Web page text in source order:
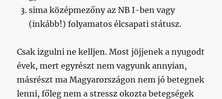
sima középmezőny az NB I-ben vagy
(inkább!) folyamatos élcsapati státusz.
Csak izgulni ne kelljen. Most jöjjenek a nyugodt
évek, mert egyrészt nem vagyunk annyian,
másrészt ma Magyarországon nem jó betegnek
lenni, főleg nem a stressz okozta betegségek